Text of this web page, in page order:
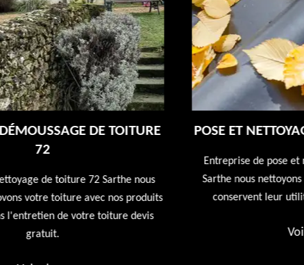
POSE ET NETTOYAGE DE GOUTTIÈRES 72
Entreprise de pose et nettoyage de gouttières 72
Sarthe nous nettoyons vos gouttières afin qu'elles
conservent leur utilités première devis offert